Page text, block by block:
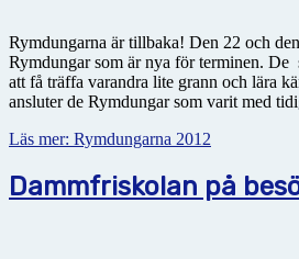
Rymdungarna är tillbaka! Den 22 och
Rymdungar som är nya för terminen. De
att få träffa varandra lite grann och lära
ansluter de Rymdungar som varit med
Läs mer: Rymdungarna 2012
Dammfriskolan på